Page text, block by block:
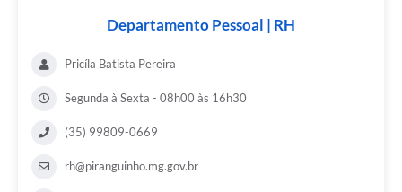
Departamento Pessoal | RH
Pricíla Batista Pereira
Segunda à Sexta - 08h00 às 16h30
(35) 99809-0669
rh@piranguinho.mg.gov.br